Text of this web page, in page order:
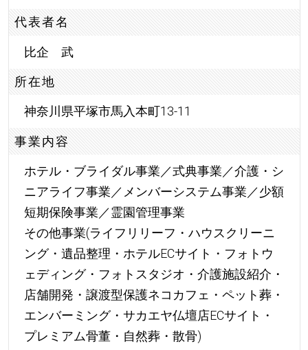
代表者名
比企 武
所在地
神奈川県平塚市馬入本町13-11
事業内容
ホテル・ブライダル事業／式典事業／介護・シ
ニアライフ事業／メンバーシステム事業／少額
短期保険事業／霊園管理事業
その他事業(ライフリリーフ・ハウスクリーニ
ング・遺品整理・ホテルECサイト・フォトウ
ェディング・フォトスタジオ・介護施設紹介・
店舗開発・譲渡型保護ネコカフェ・ペット葬・
エンバーミング・サカエヤ仏壇店ECサイト・
プレミアム骨董・自然葬・散骨)